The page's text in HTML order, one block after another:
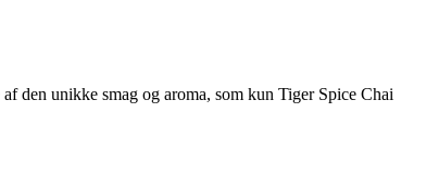
den unikke smag og aroma, som kun Tiger Spice Chai